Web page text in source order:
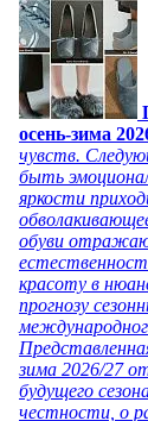
осень-зима
чувств.
быть
яркости
обуви
красоту в
прогнозу
зима 2026/27
будущего
честности, о